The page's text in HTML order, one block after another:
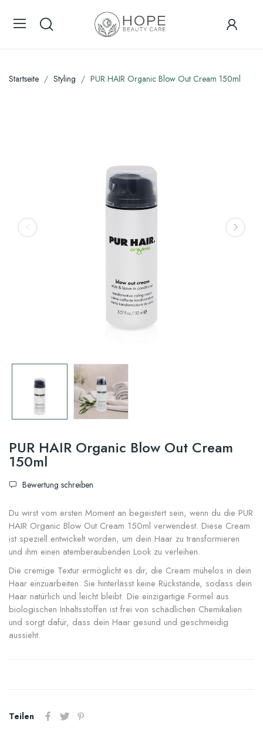
Startseite Styling PUR HAIR Organic Blow Out Cream 150ml
PUR HAIR Organic Blow Out Cream
150ml
Bewertung schreiben
Du wirst vom ersten Moment an begeistert sein, wenn du die PUR
HAIR Organic Blow Out Cream 150ml verwendest. Diese Cream
ist speziell entwickelt worden, um dein Haar zu transformieren
und ihm einen atemberaubenden Look zu verleihen.
Die cremige Textur ermöglicht es dir, die Cream mühelos in dein
Haar einzuarbeiten. Sie hinterlässt keine Rückstände, sodass dein
Haar natürlich und leicht bleibt. Die einzigartige Formel aus
biologischen Inhaltsstoffen ist frei von schädlichen Chemikalien
und sorgt dafür, dass dein Haar gesund und geschmeidig
aussieht.
Teilen